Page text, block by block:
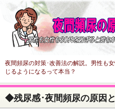
夜間頻尿の対策･改善法の解説。男性も
じるようになるって本当？
◆残尿感･夜間頻尿の原因